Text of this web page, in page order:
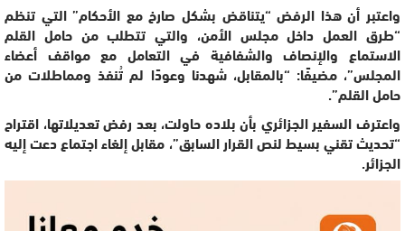
واعتبر أن هذا الرفض “يتناقض بشكل صارخ مع الأحكام” التي تنظم
“طرق العمل داخل مجلس الأمن، والتي تتطلب من حامل القلم
الاستماع والإنصاف والشفافية في التعامل مع مواقف أعضاء
المجلس”، مضيفًا: “بالمقابل، شهدنا وعودًا لم تُنفذ ومماطلات من
حامل القلم”.
واعترف السفير الجزائري بأن بلاده حاولت، بعد رفض تعديلاتها، اقتراح
“تحديث تقني بسيط لنص القرار السابق”، مقابل إلغاء اجتماع دعت إليه
الجزائر.